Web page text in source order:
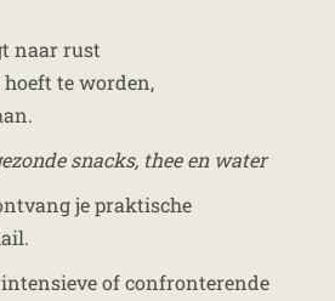
naar rust
te worden,
snacks, thee en water
je praktische
intensieve of confronterende